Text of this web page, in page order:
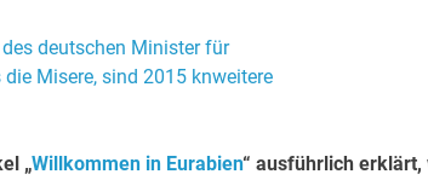
„Willkommen in Eurabien“ ausführlich erklärt,